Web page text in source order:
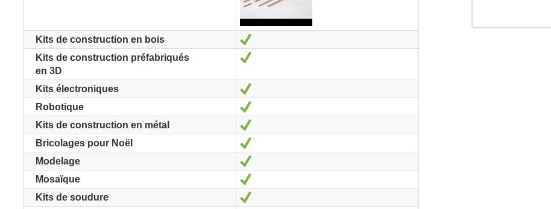
Kits de construction en bois
Kits de construction préfabriqués
en 3D
Sí
Kits électroniques
Robotique Sí
Kits de construction en métal
Bricolages pour Noël Sí
Modelage
Mosaïque Sí
Kits de soudure